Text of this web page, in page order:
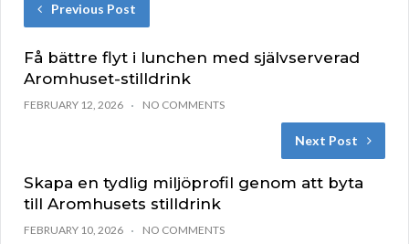
Previous Post
Få bättre flyt i lunchen med självserverad
Aromhuset-stilldrink
FEBRUARY 12, 2026 NO COMMENTS
Next Post
Skapa en tydlig miljöprofil genom att byta
till Aromhusets stilldrink
FEBRUARY 10, 2026 NO COMMENTS